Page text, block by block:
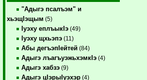
"Адыгэ псалъэм" и
хьэщIэщым (5)
Iуэху еплъыкIэ (49)
Iуэху щхьэпэ (11)
Абы дегъэпIейтей (84)
Адыгэ лъагъуэжьхэмкIэ (4)
Адыгэ хабзэ (9)
Адыгэ цIэрыIуэхэр (4)